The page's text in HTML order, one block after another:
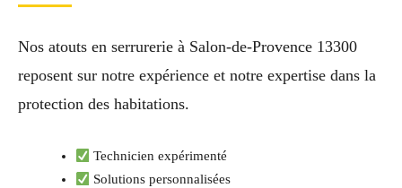
Nos atouts en serrurerie à Salon-de-Provence 13300
reposent sur notre expérience et notre expertise dans la
protection des habitations.
Technicien expérimenté
Solutions personnalisées